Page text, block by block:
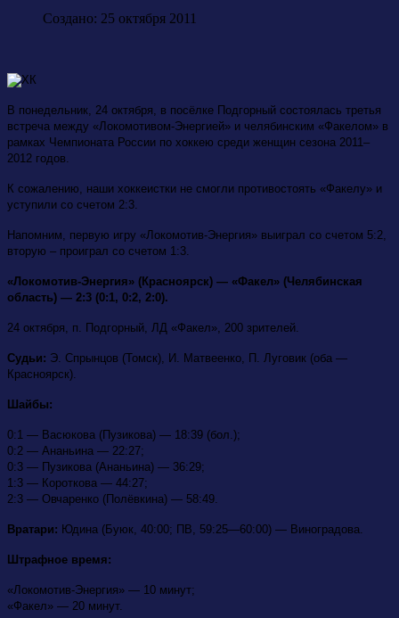
Создано: 25 октября 2011
В понедельник, 24 октября, в посёлке Подгорный состоялась третья
встреча между «Локомотивом-Энергией» и челябинским «Факелом» в
рамках Чемпионата России по хоккею среди женщин сезона 2011–
2012 годов.
К сожалению, наши хоккеистки не смогли противостоять «Факелу» и
уступили со счетом 2:3.
Напомним, первую игру «Локомотив-Энергия» выиграл со счетом 5:2,
вторую – проиграл со счетом 1:3.
«Локомотив-Энергия» (Красноярск) — «Факел» (Челябинская
область) — 2:3 (0:1, 0:2, 2:0).
24 октября, п. Подгорный, ЛД «Факел», 200 зрителей.
Судьи: Э. Спрынцов (Томск), И. Матвеенко, П. Луговик (оба —
Красноярск).
Шайбы:
0:1 — Васюкова (Пузикова) — 18:39 (бол.);
0:2 — Ананьина — 22:27;
0:3 — Пузикова (Ананьина) — 36:29;
1:3 — Короткова — 44:27;
2:3 — Овчаренко (Полёвкина) — 58:49.
Вратари: Юдина (Буюк, 40:00; ПВ, 59:25—60:00) — Виноградова.
Штрафное время:
«Локомотив-Энергия» — 10 минут;
«Факел» — 20 минут.